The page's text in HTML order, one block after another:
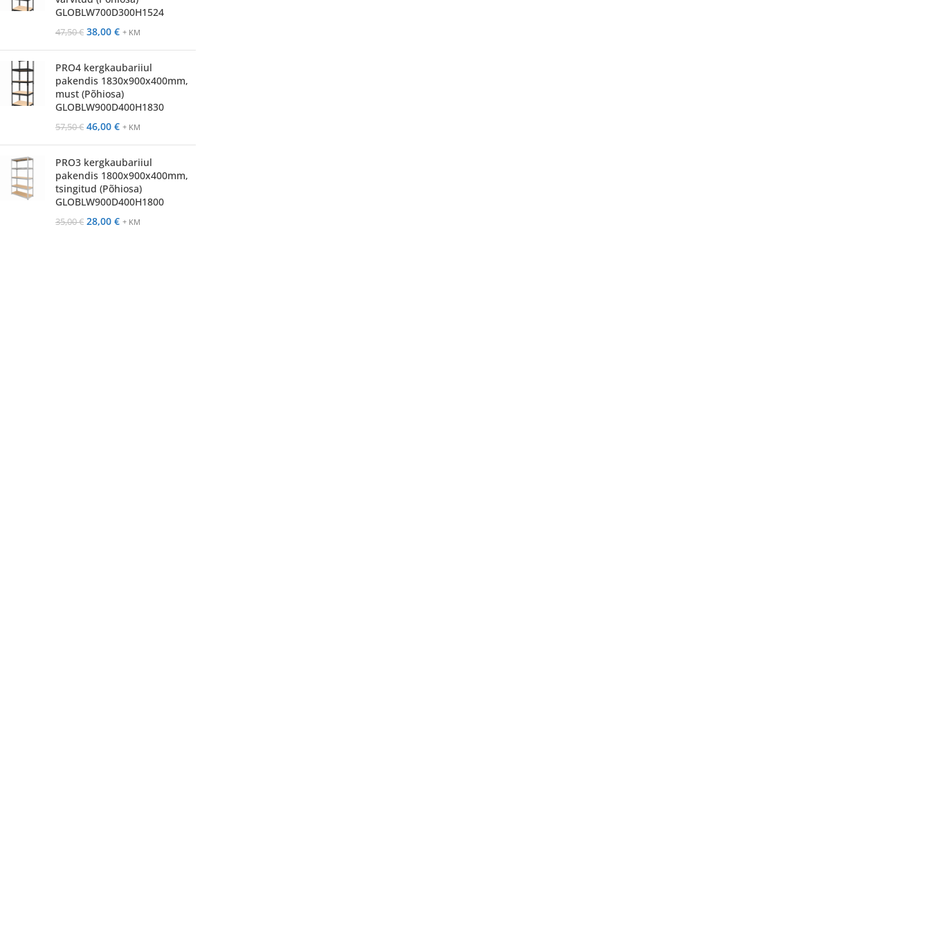
GLOBLW700D300H1524
47,50€ 38,00 € + KM
PRO4 kergkaubariiul
pakendis 1830x900x400mm,
must (Põhiosa)
GLOBLW900D400H1830
57,50€ 46,00 € + KM
PRO3 kergkaubariiul
pakendis 1800x900x400mm,
tsingitud (Põhiosa)
GLOBLW900D400H1800
35,00€ 28,00 € + KM